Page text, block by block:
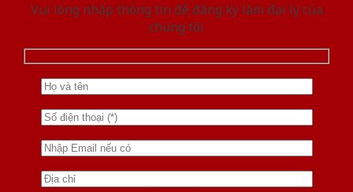
Vui lòng nhập thông tin để đăng ký làm đại lý của
chúng tôi